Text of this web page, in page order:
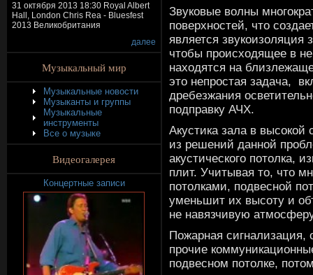
31 октября 2013 18:30 Royal Albert
Hall, London Chris Rea - Bluesfest
2013 Великобритания
далее
Музыкальный мир
Музыкальные новости
Музыканты и группы
Музыкальные
инструменты
Все о музыке
Видеогалерея
Концертные записи
Звуковые волны
поверхностей, что
является звукоизоляция
чтобы происходящее в
находятся на
это непростая задача,
дребезжания
подправку АЧХ.
Акустика зала в высокой
из решений данной
акустического потолка,
плит. Учитывая то, что
потолками, подвесной
уменьшит их высоту и
не навязчивую
Пожарная сигнализация,
прочие
подвесном потолке,